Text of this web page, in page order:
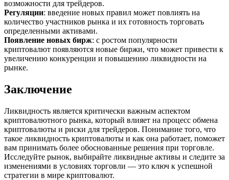
возможности для трейдеров.
Регуляции: введение новых правил может повлиять на
количество участников рынка и их готовность торговать
определенными активами.
Появление новых бирж: с ростом популярности
криптовалют появляются новые биржи, что может привести к
увеличению конкуренции и повышению ликвидности на
рынке.
Заключение
Ликвидность является критически важным аспектом
криптовалютного рынка, который влияет на процесс обмена
криптовалюты и риски для трейдеров. Понимание того, что
такое ликвидность криптовалюты и как она работает, поможет
вам принимать более обоснованные решения при торговле.
Исследуйте рынок, выбирайте ликвидные активы и следите за
изменениями в условиях торговли — это ключ к успешной
стратегии в мире криптовалют.